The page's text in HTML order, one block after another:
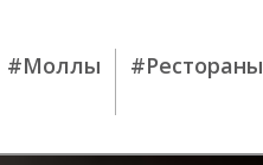
#Моллы #Рестораны